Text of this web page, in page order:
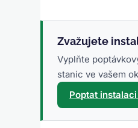
Zvažujete
Vyplňte
stanic ve vašem
Poptat